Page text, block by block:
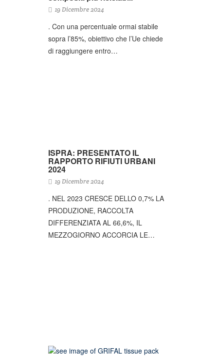
19 Dicembre 2024
. Con una percentuale ormai stabile
sopra l’85%, obiettivo che l’Ue chiede
di raggiungere entro…
ISPRA: PRESENTATO IL
RAPPORTO RIFIUTI URBANI
2024
19 Dicembre 2024
. NEL 2023 CRESCE DELLO 0,7% LA
PRODUZIONE, RACCOLTA
DIFFERENZIATA AL 66,6%, IL
MEZZOGIORNO ACCORCIA LE…